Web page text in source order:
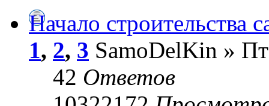
Начало строительства
1, 2, 3 SamoDelKin »
42 Ответов